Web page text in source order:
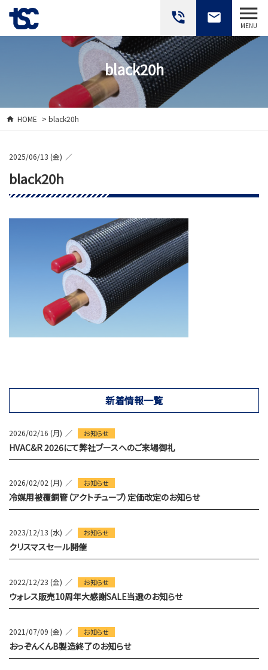
MENU
phone_in_talk email
black20h
HOME > black20h
2025/06/13 (金)
black20h
新着情報一覧
2026/02/16 (月) お知らせ
HVAC&R 2026にて弊社ブースへのご来場御礼
2026/02/02 (月) お知らせ
冷媒用被覆銅管（アクトチューブ）定価改定のお知らせ
2023/12/13 (水) お知らせ
クリスマスセール開催
2022/12/23 (金) お知らせ
ウォレス販売10周年大感謝SALE当選のお知らせ
2021/07/09 (金) お知らせ
おっぞんくんB製造終了のお知らせ